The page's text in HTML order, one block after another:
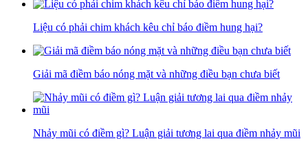
Liệu có phải chim khách kêu chỉ báo điềm hung hại?
Giải mã điềm báo nóng mặt và những điều bạn chưa biết
Nhảy mũi có điềm gì? Luận giải tương lai qua điềm nhảy mũi